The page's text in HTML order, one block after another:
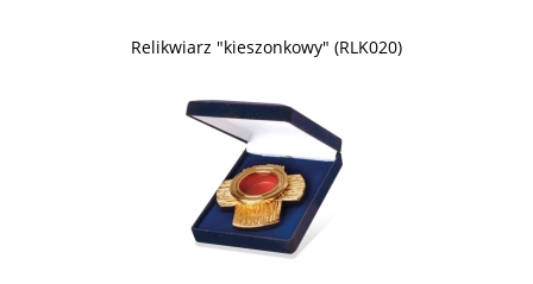
Relikwiarz "kieszonkowy" (RLK020)